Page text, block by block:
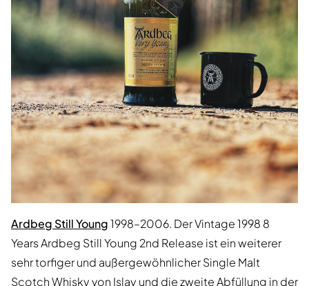
Ardbeg Still Young1998–2006. Der Vintage 1998 8
Years Ardbeg Still Young 2nd Release ist ein weiterer
sehr torfiger und außergewöhnlicher Single Malt
Scotch Whisky von Islay und die zweite Abfüllung in der